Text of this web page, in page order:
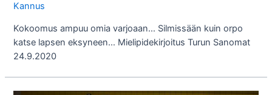
Kannus
Kokoomus ampuu omia varjoaan… Silmissään kuin orpo
katse lapsen eksyneen… Mielipidekirjoitus Turun Sanomat
24.9.2020